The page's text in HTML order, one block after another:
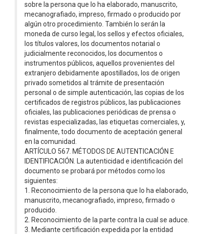
sobre la persona que lo ha elaborado, manuscrito,
mecanografiado, impreso, firmado o producido por
algún otro procedimiento. También lo serán la
moneda de curso legal, los sellos y efectos oficiales,
los títulos valores, los documentos notarial o
judicialmente reconocidos, los documentos o
instrumentos públicos, aquellos provenientes del
extranjero debidamente apostillados, los de origen
privado sometidos al trámite de presentación
personal o de simple autenticación, las copias de los
certificados de registros públicos, las publicaciones
oficiales, las publicaciones periódicas de prensa o
revistas especializadas, las etiquetas comerciales, y,
finalmente, todo documento de aceptación general
en la comunidad.
ARTÍCULO 567. MÉTODOS DE AUTENTICACIÓN E
IDENTIFICACIÓN. La autenticidad e identificación del
documento se probará por métodos como los
siguientes:
1. Reconocimiento de la persona que lo ha elaborado,
manuscrito, mecanografiado, impreso, firmado o
producido.
2. Reconocimiento de la parte contra la cual se aduce.
3. Mediante certificación expedida por la entidad